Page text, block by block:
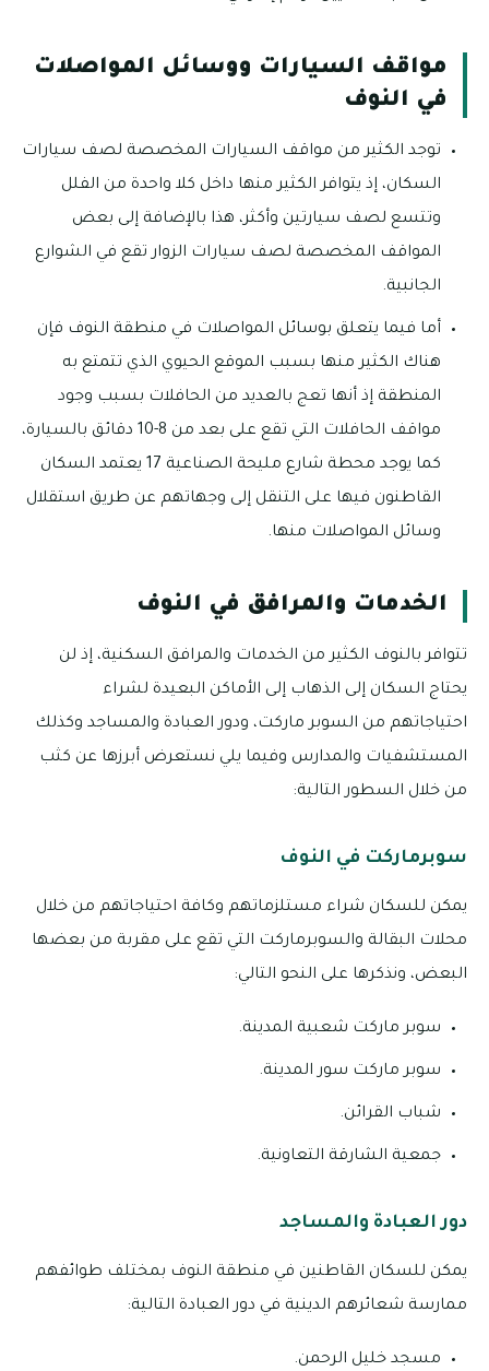
مواقف السيارات ووسائل المواصلات
في النوف
توجد الكثير من مواقف السيارات المخصصة لصف سيارات
السكان، إذ يتوافر الكثير منها داخل كلا واحدة من الفلل
وتتسع لصف سيارتين وأكثر، هذا بالإضافة إلى بعض
المواقف المخصصة لصف سيارات الزوار تقع في الشوارع
الجانبية.
أما فيما يتعلق بوسائل المواصلات في منطقة النوف فإن
هناك الكثير منها بسبب الموقع الحيوي الذي تتمتع به
المنطقة إذ أنها تعج بالعديد من الحافلات بسبب وجود
مواقف الحافلات التي تقع على بعد من 8-10 دقائق بالسيارة،
كما يوجد محطة شارع مليحة الصناعية 17 يعتمد السكان
القاطنون فيها على التنقل إلى وجهاتهم عن طريق استقلال
وسائل المواصلات منها.
الخدمات والمرافق في النوف
تتوافر بالنوف الكثير من الخدمات والمرافق السكنية، إذ لن
يحتاج السكان إلى الذهاب إلى الأماكن البعيدة لشراء
احتياجاتهم من السوبر ماركت، ودور العبادة والمساجد وكذلك
المستشفيات والمدارس وفيما يلي نستعرض أبرزها عن كثب
من خلال السطور التالية:
سوبرماركت في النوف
يمكن للسكان شراء مستلزماتهم وكافة احتياجاتهم من خلال
محلات البقالة والسوبرماركت التي تقع على مقربة من بعضها
البعض، ونذكرها على النحو التالي:
سوبر ماركت شعبية المدينة.
سوبر ماركت سور المدينة.
شباب القرائن.
جمعية الشارقة التعاونية.
دور العبادة والمساجد
يمكن للسكان القاطنين في منطقة النوف بمختلف طوائفهم
ممارسة شعائرهم الدينية في دور العبادة التالية:
مسجد خليل الرحمن.